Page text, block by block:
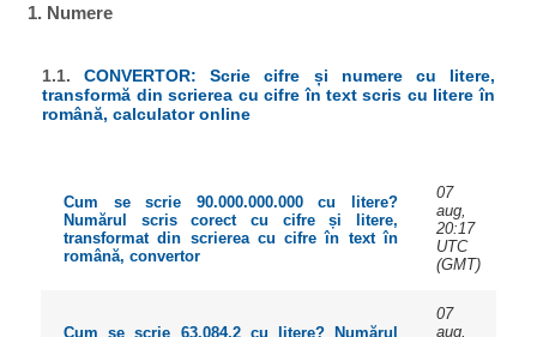
1. Numere
1.1.CONVERTOR: Scrie cifre și numere cu litere,
transformă din scrierea cu cifre în text scris cu litere în
română, calculator online
Cum se scrie 90.000.000.000 cu litere?
Numărul scris corect cu cifre și litere,
transformat din scrierea cu cifre în text în
română, convertor
07
aug,
20:17
UTC
(GMT)
Cum se scrie 63.084,2 cu litere? Numărul
07
aug,